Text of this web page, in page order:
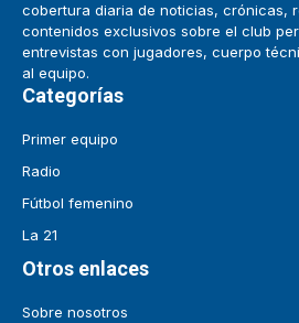
cobertura diaria de noticias, crónicas,
contenidos exclusivos sobre el club
entrevistas con jugadores, cuerpo
al equipo.
Categorías
Primer equipo
Radio
Fútbol femenino
La 21
Otros enlaces
Sobre nosotros